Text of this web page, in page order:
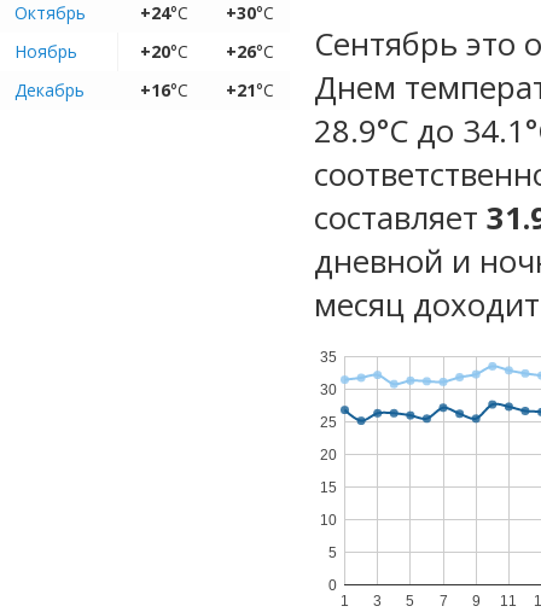
Октябрь
+24°C +30°C
Ноябрь
+20°C +26°C
Декабрь
+16°C +21°C
Сентябрь это
Днем
28.9°C до
составляет
дневной и
месяц
1 3 5 7 9 11
0
5
10
15
20
25
30
35